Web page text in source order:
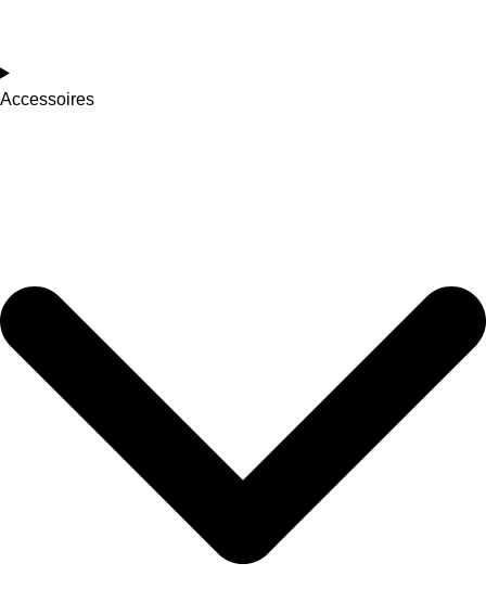
Accessoires